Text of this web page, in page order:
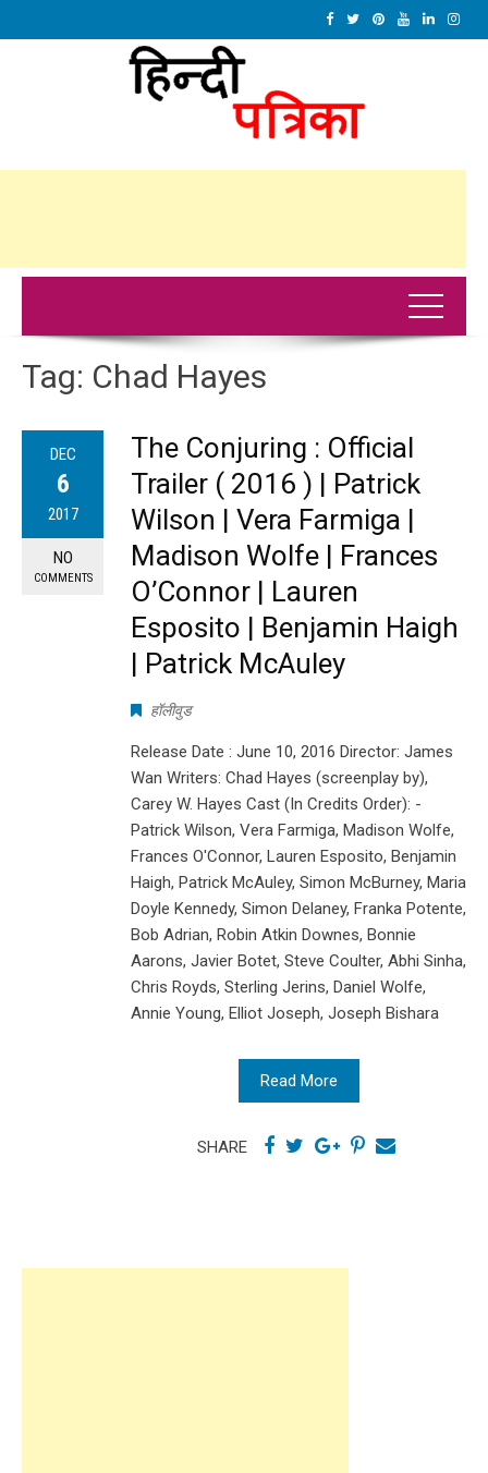
Tag: Chad Hayes
DEC
6
2017
NO
COMMENTS
The Conjuring : Official
Trailer ( 2016 ) | Patrick
Wilson | Vera Farmiga |
Madison Wolfe | Frances
O’Connor | Lauren
Esposito | Benjamin Haigh
| Patrick McAuley
हॉलीवुड
Release Date : June 10, 2016 Director: James
Wan Writers: Chad Hayes (screenplay by),
Carey W. Hayes Cast (In Credits Order): -
Patrick Wilson, Vera Farmiga, Madison Wolfe,
Frances O'Connor, Lauren Esposito, Benjamin
Haigh, Patrick McAuley, Simon McBurney, Maria
Doyle Kennedy, Simon Delaney, Franka Potente,
Bob Adrian, Robin Atkin Downes, Bonnie
Aarons, Javier Botet, Steve Coulter, Abhi Sinha,
Chris Royds, Sterling Jerins, Daniel Wolfe,
Annie Young, Elliot Joseph, Joseph Bishara
Read More
SHARE